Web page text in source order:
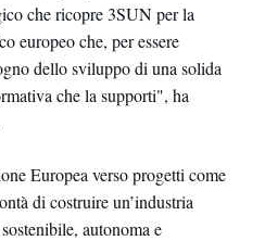
che ricopre 3SUN per la
europeo che, per essere
dello sviluppo di una solida
che la supporti", ha
Europea verso progetti come
di costruire un’industria
autonoma e